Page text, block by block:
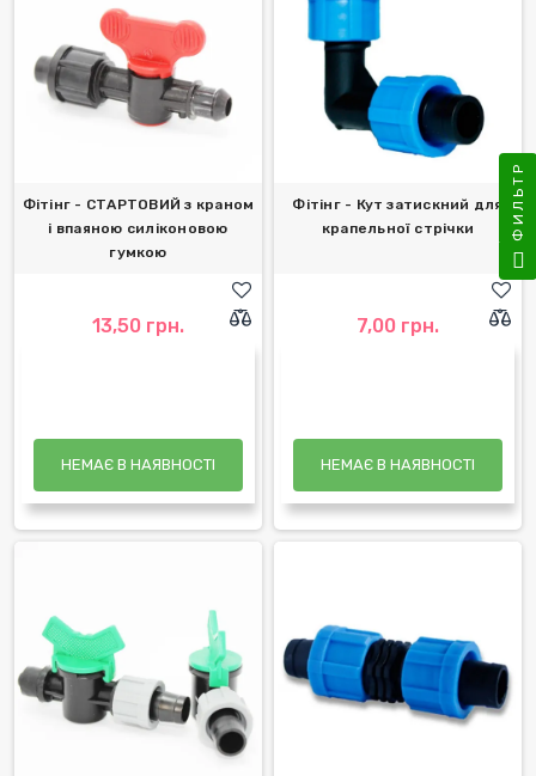
Фітінг - СТАРТОВИЙ з краном
і впаяною силіконовою
гумкою
13,50 грн.
НЕМАЄ В НАЯВНОСТІ
Фітінг - Кут затискний для
крапельної стрічки
7,00 грн.
НЕМАЄ В НАЯВНОСТІ
ФИЛЬТР